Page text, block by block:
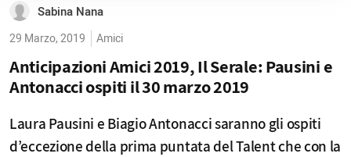
Sabina Nana
29 Marzo, 2019 Amici
Anticipazioni Amici 2019, Il Serale: Pausini e
Antonacci ospiti il 30 marzo 2019
Laura Pausini e Biagio Antonacci saranno gli ospiti
d’eccezione della prima puntata del Talent che con la